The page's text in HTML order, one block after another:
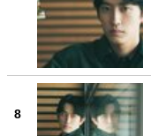
8